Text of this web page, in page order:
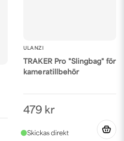
ULANZI
TRAKER Pro "Slingbag" för
kameratillbehör
479 kr